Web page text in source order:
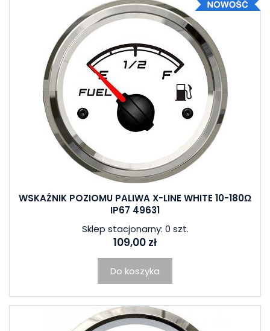
WSKAŹNIK POZIOMU PALIWA X-LINE WHITE 10-180Ω
IP67 49631
Sklep stacjonarny: 0 szt.
109,00 zł
Do koszyka